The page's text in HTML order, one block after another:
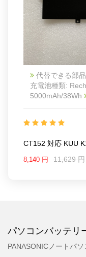
代替できる部
充電池種類:
5000mAh/38Wh
CT152 対応 KUU
8,140 円 11,629 円
パソコンバッテリ
PANASONICノートパ